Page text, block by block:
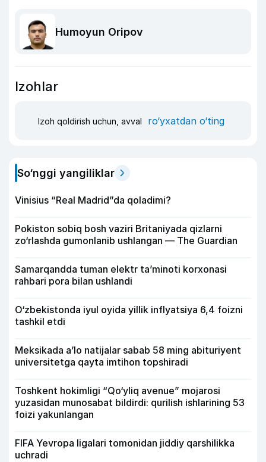
Humoyun Oripov
Izohlar
Izoh qoldirish uchun, avval ro‘yxatdan o‘ting
So‘nggi yangiliklar
Vinisius “Real Madrid”da qoladimi?
Pokiston sobiq bosh vaziri Britaniyada qizlarni
zo‘rlashda gumonlanib ushlangan — The Guardian
Samarqandda tuman elektr ta’minoti korxonasi
rahbari pora bilan ushlandi
O‘zbekistonda iyul oyida yillik inflyatsiya 6,4 foizni
tashkil etdi
Meksikada a’lo natijalar sabab 58 ming abituriyent
universitetga qayta imtihon topshiradi
Toshkent hokimligi “Qo‘yliq avenue” mojarosi
yuzasidan munosabat bildirdi: qurilish ishlarining 53
foizi yakunlangan
FIFA Yevropa ligalari tomonidan jiddiy qarshilikka
uchradi